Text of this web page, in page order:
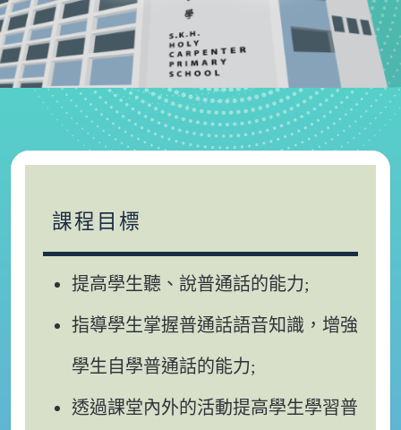
課程目標
提高學生聽、說普通話的能力;
指導學生掌握普通話語音知識，增強
學生自學普通話的能力;
透過課堂內外的活動提高學生學習普